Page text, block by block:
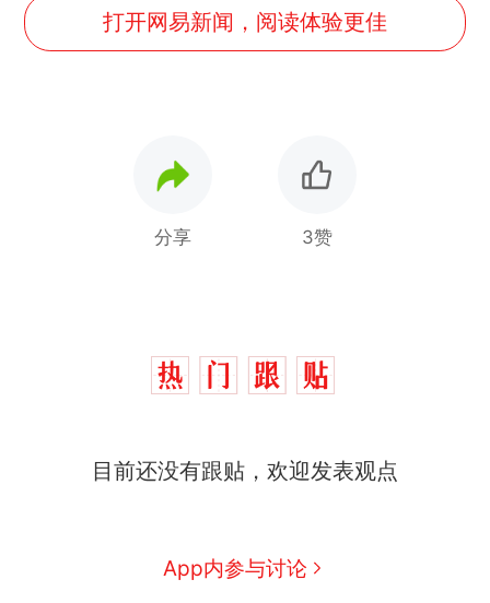
打开网易新闻，阅读体验更佳
分享 3赞
目前还没有跟贴，欢迎发表观点
App内参与讨论
争议，此前一天内数万人从摩
洛哥涌入西班牙
新 费大厨“全国小炒肉大王”称
号，仅凭视频评出？中国烹饪